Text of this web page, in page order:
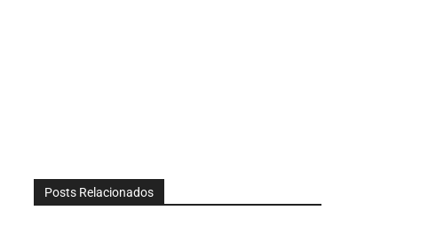
Posts Relacionados